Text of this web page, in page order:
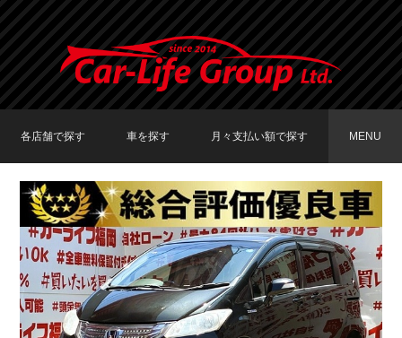
各店舗で探す
TOKYO店在庫車両
大阪店在庫車両
福岡店在庫車両
車を探す
車種で探す
メーカーで探す
月々支払い額で探す
〜19,999円
20,000円〜29,999円
30,000円〜39,999円
40,000円〜49,999円
50,000円〜
MENU